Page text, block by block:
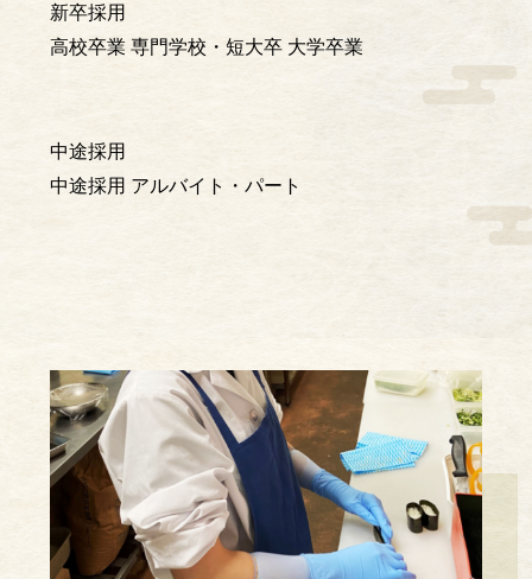
新卒採用
高校卒業 専門学校・短大卒 大学卒業
中途採用
中途採用 アルバイト・パート